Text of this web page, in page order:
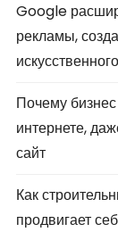
Google
рекламы,
Почему
интернете,
сайт
Как
продвигает